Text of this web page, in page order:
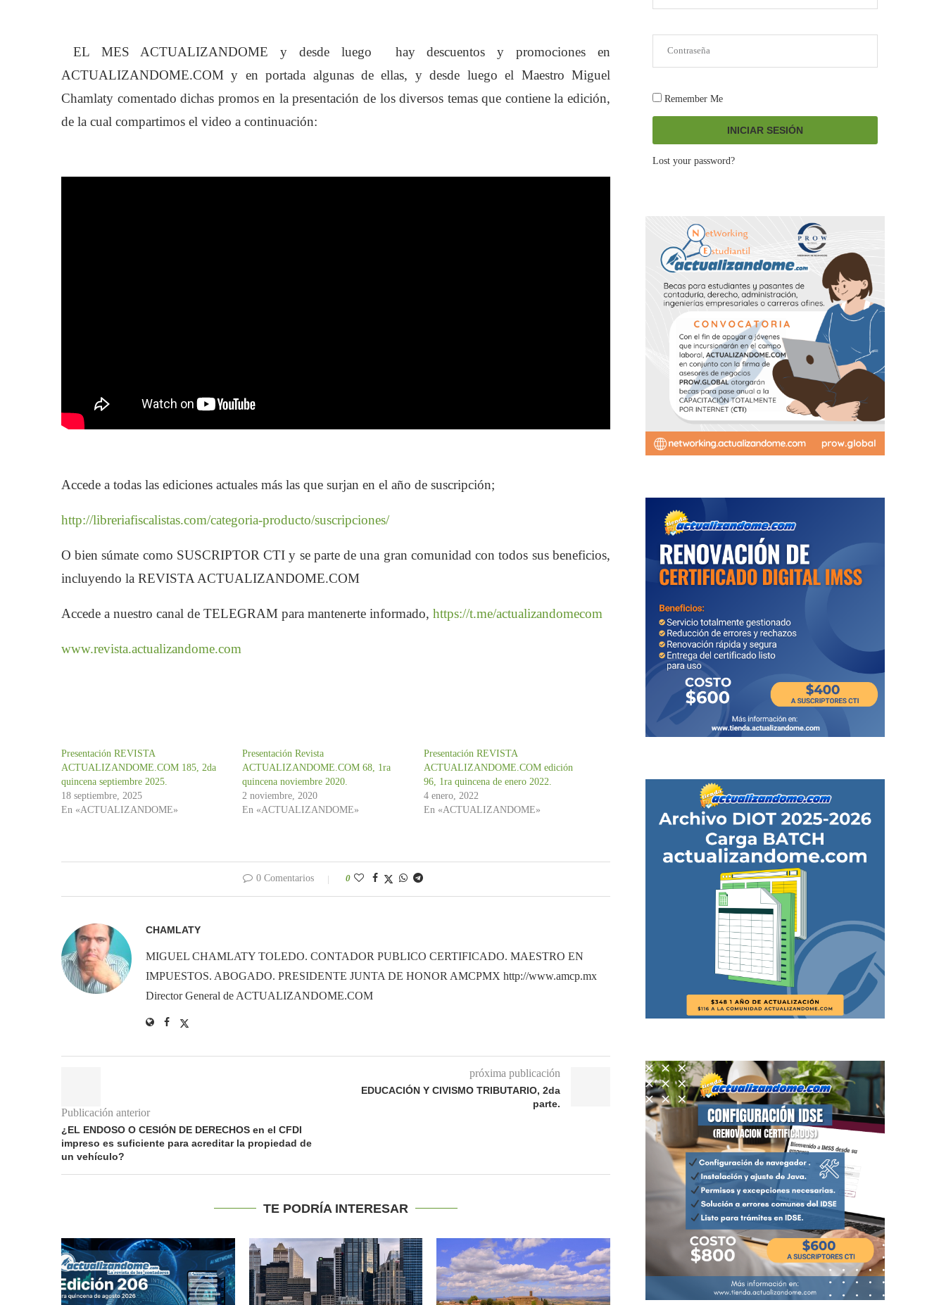
EL MES ACTUALIZANDOME y desde luego hay descuentos y promociones en
ACTUALIZANDOME.COM y en portada algunas de ellas, y desde luego el Maestro Miguel
Chamlaty comentado dichas promos en la presentación de los diversos temas que contiene la edición,
de la cual compartimos el video a continuación:
Accede a todas las ediciones actuales más las que surjan en el año de suscripción;
http://libreriafiscalistas.com/categoria-producto/suscripciones/
O bien súmate como SUSCRIPTOR CTI y se parte de una gran comunidad con todos sus beneficios,
incluyendo la REVISTA ACTUALIZANDOME.COM
Accede a nuestro canal de TELEGRAM para mantenerte informado, https://t.me/actualizandomecom
www.revista.actualizandome.com
Presentación REVISTA
ACTUALIZANDOME.COM 185, 2da
quincena septiembre 2025.
18 septiembre, 2025
En «ACTUALIZANDOME»
Presentación Revista
ACTUALIZANDOME.COM 68, 1ra
quincena noviembre 2020.
2 noviembre, 2020
En «ACTUALIZANDOME»
Presentación REVISTA
ACTUALIZANDOME.COM edición
96, 1ra quincena de enero 2022.
4 enero, 2022
En «ACTUALIZANDOME»
0 Comentarios 0
CHAMLATY
MIGUEL CHAMLATY TOLEDO. CONTADOR PUBLICO CERTIFICADO. MAESTRO EN
IMPUESTOS. ABOGADO. PRESIDENTE JUNTA DE HONOR AMCPMX http://www.amcp.mx
Director General de ACTUALIZANDOME.COM
Publicación anterior
¿EL ENDOSO O CESIÓN DE DERECHOS en el CFDI
impreso es suficiente para acreditar la propiedad de
un vehículo?
próxima publicación
EDUCACIÓN Y CIVISMO TRIBUTARIO, 2da
parte.
TE PODRÍA INTERESAR
Remember Me
INICIAR SESIÓN
Lost your password?